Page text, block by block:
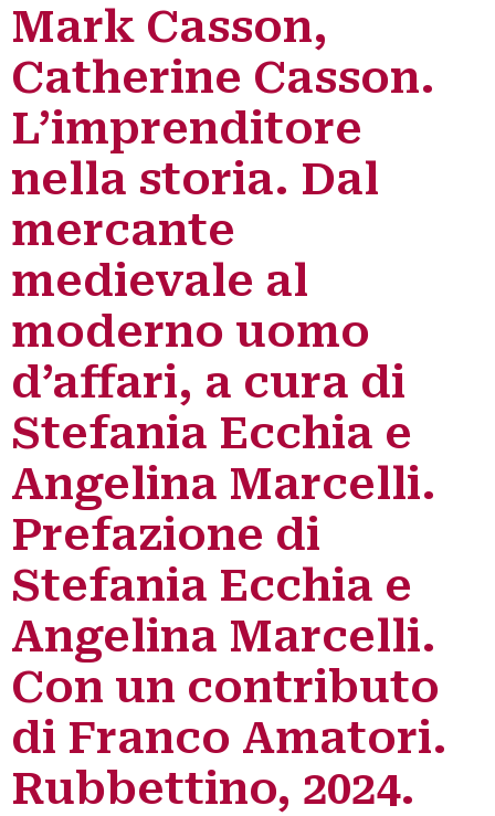
Mark Casson,
Catherine Casson.
L’imprenditore
nella storia. Dal
mercante
medievale al
moderno uomo
d’affari, a cura di
Stefania Ecchia e
Angelina Marcelli.
Prefazione di
Stefania Ecchia e
Angelina Marcelli.
Con un contributo
di Franco Amatori.
Rubbettino, 2024.